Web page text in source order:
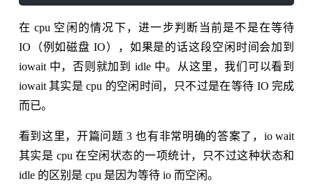
在 cpu 空闲的情况下，进一步判断当前是不是在等待
IO（例如磁盘 IO），如果是的话这段空闲时间会加到
iowait 中，否则就加到 idle 中。从这里，我们可以看到
iowait 其实是 cpu 的空闲时间，只不过是在等待 IO 完成
而已。
看到这里，开篇问题 3 也有非常明确的答案了，io wait
其实是 cpu 在空闲状态的一项统计，只不过这种状态和
idle 的区别是 cpu 是因为等待 io 而空闲。